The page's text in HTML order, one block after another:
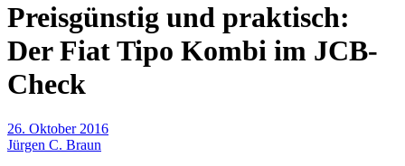
Preisgünstig und praktisch:
Der Fiat Tipo Kombi im JCB-
Check
26. Oktober 2016
Jürgen C. Braun